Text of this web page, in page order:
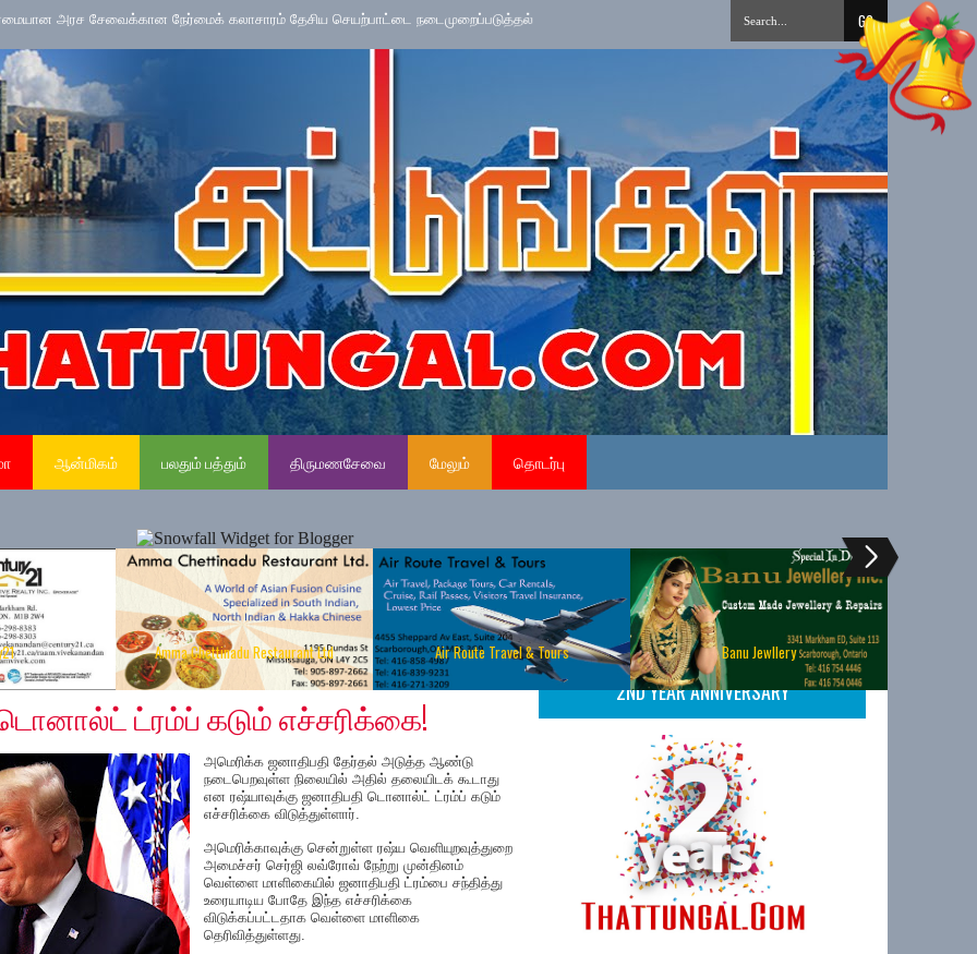
சேவைக்கான நேர்மைக் கலாசாரம் தேசிய செயற்பாட்டை நடைமுறைப்படுத்தல் »தமிழ் சிங்கள சித்திரை புதுவருட கலை, கலாசார, விளையாட்டு நிகழ்வுகள்
ஆன்மிகம் பலதும் பத்தும் திருமணசேவை மேலும் தொடர்பு
Amma Chettinadu Restaurant Ltd Air Route Travel & Tours Banu Jewllery
ட்ரம்ப் கடும் எச்சரிக்கை!
அமெரிக்க ஜனாதிபதி தேர்தல் அடுத்த ஆண்டு
நடைபெறவுள்ள நிலையில் அதில் தலையிடக் கூடாது
என ரஷ்யாவுக்கு ஜனாதிபதி டொனால்ட் ட்ரம்ப் கடும்
எச்சரிக்கை விடுத்துள்ளார்.
அமெரிக்காவுக்கு சென்றுள்ள ரஷ்ய வெளியுறவுத்துறை
அமைச்சர் செர்ஜி லவ்ரோவ் நேற்று முன்தினம்
வெள்ளை மாளிகையில் ஜனாதிபதி ட்ரம்பை சந்தித்து
உரையாடிய போதே இந்த எச்சரிக்கை
விடுக்கப்பட்டதாக வெள்ளை மாளிகை
தெரிவித்துள்ளது.
2ND YEAR ANNIVERSARY